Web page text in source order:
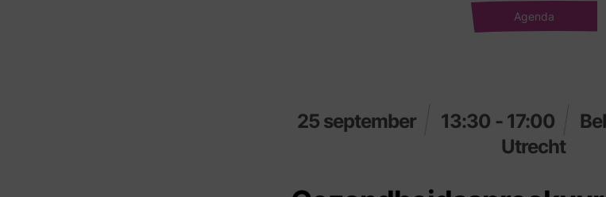
Informatie Wie
Agenda
25 september 13:30 - 17:00
Utrecht